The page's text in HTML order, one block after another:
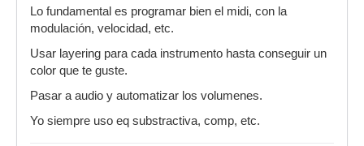
Lo fundamental es programar bien el midi, con la
modulación, velocidad, etc.
Usar layering para cada instrumento hasta conseguir un
color que te guste.
Pasar a audio y automatizar los volumenes.
Yo siempre uso eq substractiva, comp, etc.